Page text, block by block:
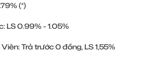
(*)
LS 0.99% - 1.05%
Trả trước 0 đồng, LS 1,55%